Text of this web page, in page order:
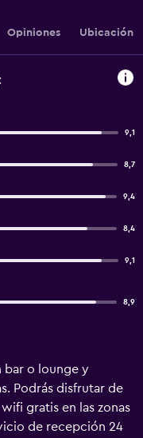
Opiniones Ubicación
9,1
8,7
9,4
8,4
9,1
8,9
bar o lounge y
Podrás disfrutar de
gratis en las zonas
de recepción 24